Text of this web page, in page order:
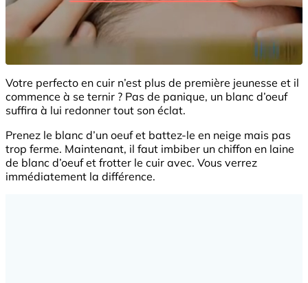
Votre perfecto en cuir n’est plus de première jeunesse et il
commence à se ternir ? Pas de panique, un blanc d’oeuf
suffira à lui redonner tout son éclat.
Prenez le blanc d’un oeuf et battez-le en neige mais pas
trop ferme. Maintenant, il faut imbiber un chiffon en laine
de blanc d’oeuf et frotter le cuir avec. Vous verrez
immédiatement la différence.